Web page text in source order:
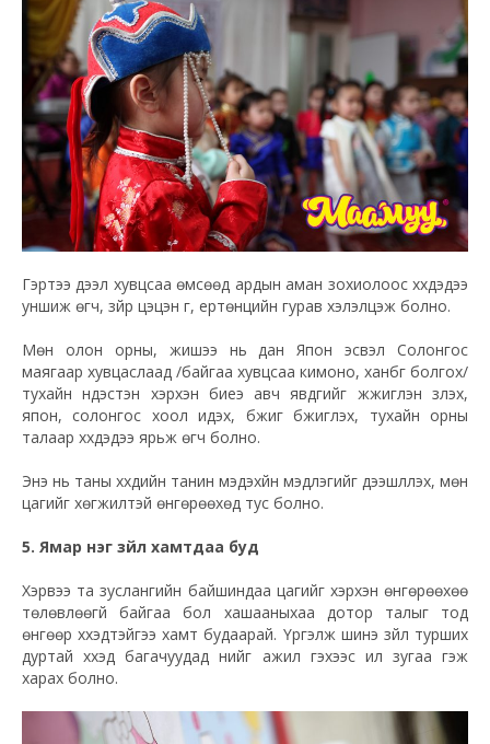
Гэртээ дээл хувцсаа өмсөөд ардын аман зохиолоос хүүхдэдээ
уншиж өгч, зүйр цэцэн үг, ертөнцийн гурав хэлэлцэж болно.
Мөн олон орны, жишээ нь дан Япон эсвэл Солонгос
маягаар хувцаслаад /байгаа хувцсаа кимоно, ханбүг болгох/
тухайн үндэстэн хэрхэн биеэ авч явдгийг жүжиглэн үзүүлэх,
япон, солонгос хоол идэх, бүжиг бүжиглэх, тухайн орны
талаар хүүхдэдээ ярьж өгч болно.
Энэ нь таны хүүхдийн танин мэдэхүйн мэдлэгийг дээшлүүлэх, мөн
цагийг хөгжилтэй өнгөрөөхөд тус болно.
5. Ямар нэг зүйл хамтдаа буд
Хэрвээ та зуслангийн байшиндаа цагийг хэрхэн өнгөрөөхөө
төлөвлөөгүй байгаа бол хашааныхаа дотор талыг тод
өнгөөр хүүхэдтэйгээ хамт будаарай. Үргэлж шинэ зүйл турших
дуртай хүүхэд багачуудад үүнийг ажил гэхээс илүү зугаа гэж
харах болно.